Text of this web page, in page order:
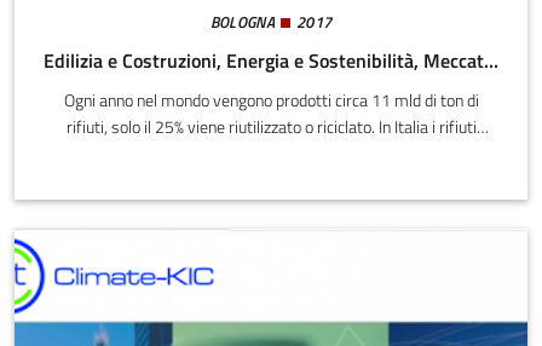
BOLOGNA 2017
Edilizia e Costruzioni, Energia e Sostenibilità, Meccatronica e Materiali
Ogni anno nel mondo vengono prodotti circa 11 mld di ton di
rifiuti, solo il 25% viene riutilizzato o riciclato. In Italia i rifiuti